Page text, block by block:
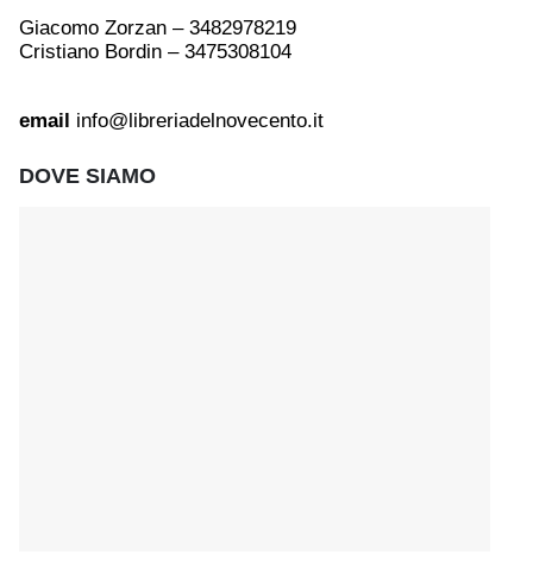
Giacomo Zorzan – 3482978219
Cristiano Bordin – 3475308104
email info@libreriadelnovecento.it
DOVE SIAMO